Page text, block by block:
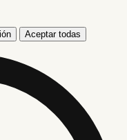
Aceptar todas